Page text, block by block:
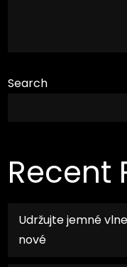
Search
Recent
Udržujte jemné
nové